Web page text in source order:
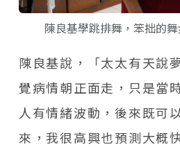
陳良基學跳排舞，笨拙的
陳良基說，「太太有天說
覺病情朝正面走，只是當
人有情緒波動，後來既可
來，我很高興也預測大概